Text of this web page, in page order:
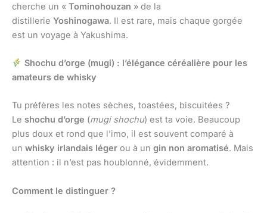
cherche un « Tominohouzan » de la
distillerie Yoshinogawa. Il est rare, mais chaque gorgée
est un voyage à Yakushima.
Shochu d’orge (mugi) : l’élégance céréalière pour les
amateurs de whisky
Tu préfères les notes sèches, toastées, biscuitées ?
Le shochu d’orge (mugi shochu) est ta voie. Beaucoup
plus doux et rond que l’imo, il est souvent comparé à
un whisky irlandais léger ou à un gin non aromatisé. Mais
attention : il n’est pas houblonné, évidemment.
Comment le distinguer ?